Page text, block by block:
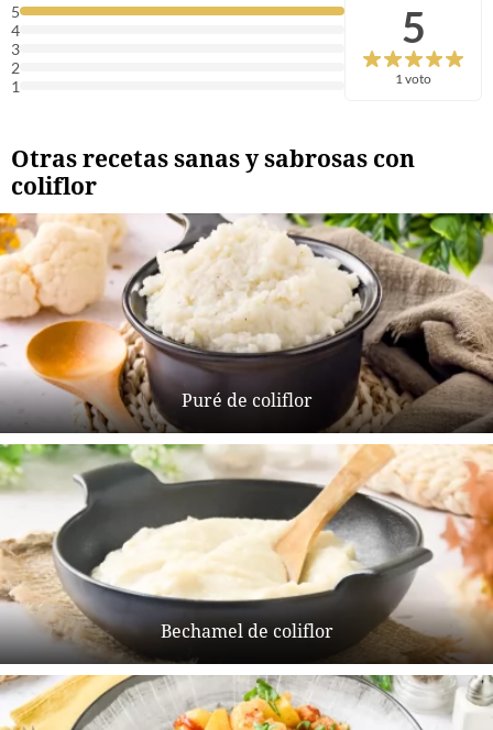
5
4
3
2
1
5
1 voto
Otras recetas sanas y sabrosas con
coliflor
Puré de coliflor
Bechamel de coliflor